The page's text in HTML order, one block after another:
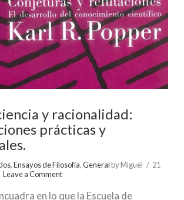
y racionalidad:
prácticas y
,Ensayos de Filosofía,General by Miguel
21
Leave a Comment
en lo que la Escuela de